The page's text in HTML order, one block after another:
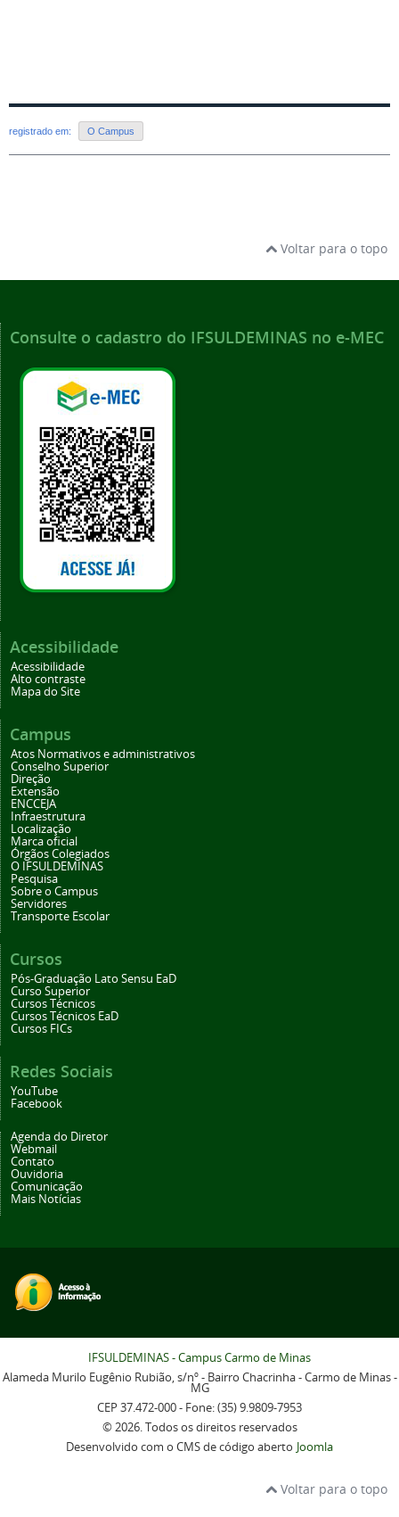
registrado em: O Campus
Voltar para o topo
Consulte o cadastro do IFSULDEMINAS no e-MEC
Acessibilidade
Acessibilidade
Alto contraste
Mapa do Site
Campus
Atos Normativos e administrativos
Conselho Superior
Direção
Extensão
ENCCEJA
Infraestrutura
Localização
Marca oficial
Órgãos Colegiados
O IFSULDEMINAS
Pesquisa
Sobre o Campus
Servidores
Transporte Escolar
Cursos
Pós-Graduação Lato Sensu EaD
Curso Superior
Cursos Técnicos
Cursos Técnicos EaD
Cursos FICs
Redes Sociais
YouTube
Facebook
Agenda do Diretor
Webmail
Contato
Ouvidoria
Comunicação
Mais Notícias
IFSULDEMINAS - Campus Carmo de Minas
Alameda Murilo Eugênio Rubião, s/nº - Bairro Chacrinha - Carmo de Minas -
MG
CEP 37.472-000 - Fone: (35) 9.9809-7953
© 2026. Todos os direitos reservados
Desenvolvido com o CMS de código aberto Joomla
Voltar para o topo